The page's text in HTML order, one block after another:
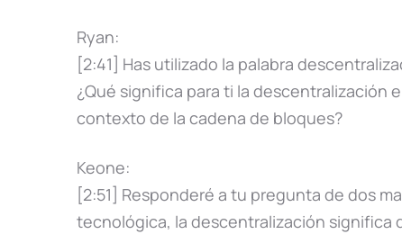
Ryan:
[2:41] Has utilizado la palabra
¿Qué significa para ti la descentralización
contexto de la cadena de bloques?
Keone:
[2:51] Responderé a tu pregunta de dos
tecnológica, la descentralización significa